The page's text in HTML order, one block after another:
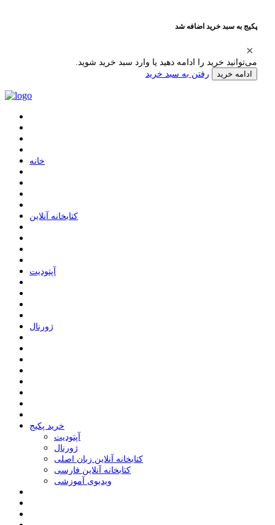
پکیج به سبد خرید اضافه شد
می‌توانید خرید را ادامه دهید یا وارد سبد خرید شوید.
ادامه خرید رفتن به سبد خرید
ﺧﺎﻧﻪ
ﮐﺘﺎﺑﺨﺎﻧﻪ ﺁﻧﻼﯾﻦ
ﺁﭘﺘﻮﺩﯾﺖ
ﮊﻭﺭﻧﺎﻝ
خرید پکیج
ﺁﭘﺘﻮﺩﯾﺖ
ﮊﻭﺭﻧﺎﻝ
کتابخانه آنلاین زبان اصلی
کتابخانه آنلاین فارسی
ویدیوی آموزشی